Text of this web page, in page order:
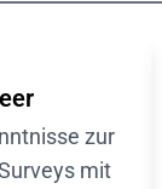
zur
mit